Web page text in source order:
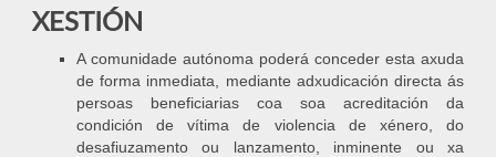
XESTIÓN
A comunidade autónoma poderá conceder esta axuda
de forma inmediata, mediante adxudicación directa ás
persoas beneficiarias coa soa acreditación da
condición de vítima de violencia de xénero, do
desafiuzamento ou lanzamento, inminente ou xa